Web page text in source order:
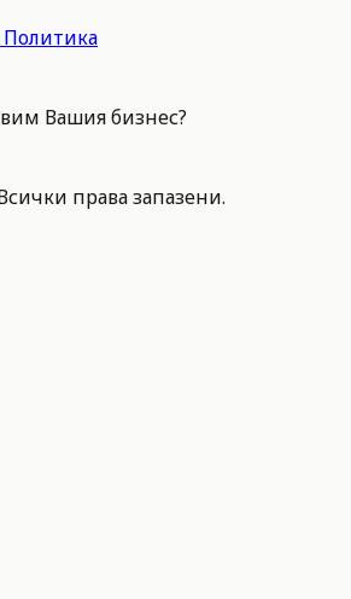
Вашия бизнес?
права запазени.